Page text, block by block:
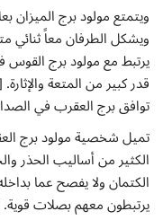
ويتمتع مولود برج الميزان
ويشكل الطرفان معاً ثنائي
يرتبط مع مولود برج
قدر كبير من المتعة والإثارة.
توافق برج العقرب في
تميل شخصية مولود برج
الكثير من أساليب الحذر
الكتمان ولا يفصح عما
يرتبطون معهم بصلات قوية.